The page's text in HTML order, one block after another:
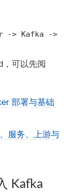
，可以先阅
部署与基础
服务、上游与
Kafka